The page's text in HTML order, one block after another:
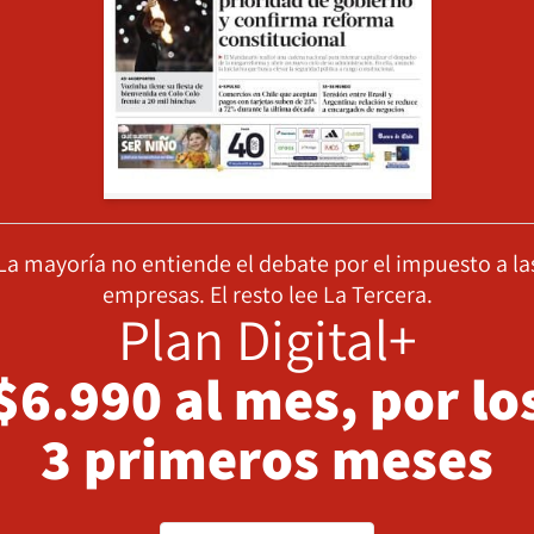
mayoría no entiende el debate por el impuesto a
empresas. El resto lee La Tercera.
Plan Digital+
al mes, por
3 primeros meses